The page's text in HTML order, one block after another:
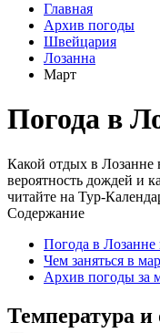
Главная
Архив погоды
Швейцария
Лозанна
Март
Погода в
Какой отдых в Лозанне
вероятность дождей и
читайте на Тур-
Содержание
Погода в Лозанне
Чем заняться в
Архив погоды за
Температура и